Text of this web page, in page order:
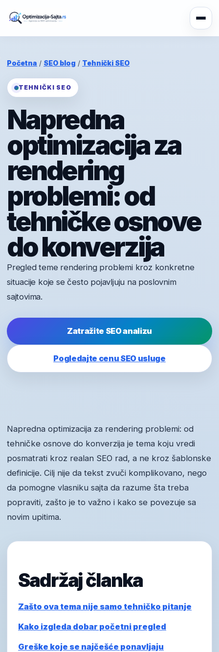
Početna / SEO blog / Tehnički SEO
TEHNIČKI SEO
Napredna
optimizacija za
rendering
problemi: od
tehničke osnove
do konverzija
Pregled teme rendering problemi kroz konkretne
situacije koje se često pojavljuju na poslovnim
sajtovima.
Zatražite SEO analizu
Pogledajte cenu SEO usluge
Napredna optimizacija za rendering problemi: od
tehničke osnove do konverzija je tema koju vredi
posmatrati kroz realan SEO rad, a ne kroz šablonske
definicije. Cilj nije da tekst zvuči komplikovano, nego
da pomogne vlasniku sajta da razume šta treba
popraviti, zašto je to važno i kako se povezuje sa
novim upitima.
Sadržaj članka
Zašto ova tema nije samo tehničko pitanje
Kako izgleda dobar početni pregled
Greške koje se najčešće ponavljaju